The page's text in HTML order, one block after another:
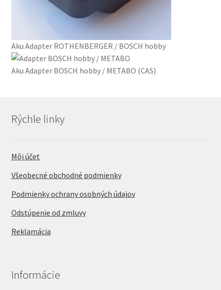
Aku Adapter ROTHENBERGER / BOSCH hobby
Aku Adapter BOSCH hobby / METABO (CAS)
Rýchle linky
Môj účet
Všeobecné obchodné podmienky
Podmienky ochrany osobných údajov
Odstúpenie od zmluvy
Reklamácia
Informácie